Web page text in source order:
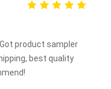
product sampler
best quality